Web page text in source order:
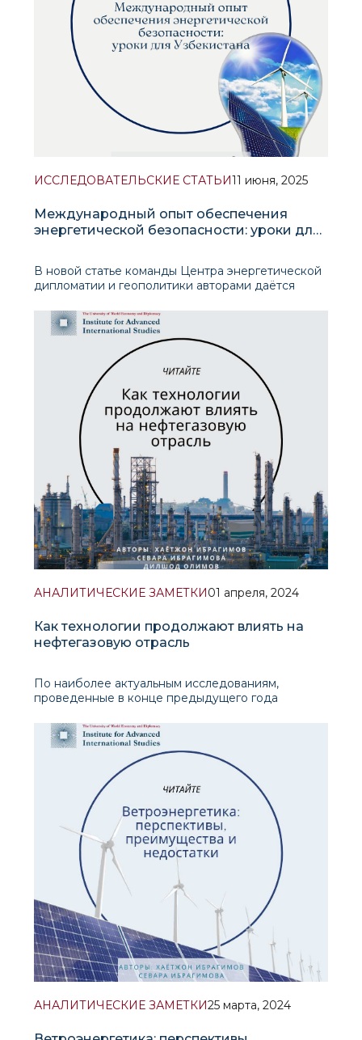
ИССЛЕДОВАТЕЛЬСКИЕ СТАТЬИ11 июня, 2025
Международный опыт обеспечения
энергетической безопасности: уроки для
В новой статье команды Центра энергетической
дипломатии и геополитики авторами даётся
безопасность», рассматриваются его
технические, экономические, геополитические и
экологические измерения. Авторы подчёркивают,
АНАЛИТИЧЕСКИЕ ЗАМЕТКИ01 апреля, 2024
Как технологии продолжают влиять на
нефтегазовую отрасль
По наиболее актуальным исследованиям,
проведенные в конце предыдущего года
отрасли и 50% отстающих считают
трансформацию всего предприятия важнейшим
компонентом сохранения
конкурентоспособности. При этом в глобальном
опросе участвовали более 200 руково
АНАЛИТИЧЕСКИЕ ЗАМЕТКИ25 марта, 2024